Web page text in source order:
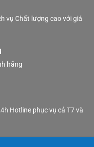
vụ Chất lượng cao với giá
hãng
Hotline phục vụ cả T7 và